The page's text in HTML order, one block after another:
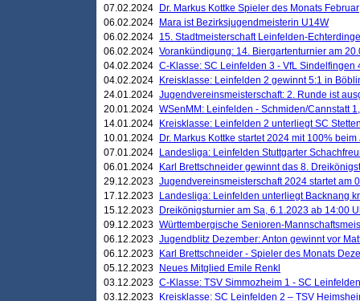
07.02.2024
Dr. Markus Kottke Spieler des Monats Februar
06.02.2024
Mara ist Bezirksjugendmeisterin U14W
06.02.2024 15. Stadtmeisterschaft Leinfelden-
06.02.2024 Vorankündigung: 14. Biergartenturnier am
04.02.2024 C-Klasse: SC Leinfelden 3 - VfL Sindelfingen
04.02.2024
Kreisklasse: Leinfelden 2 gewinnt 5:1 in
24.01.2024 Jugendvereinsmeisterschaft: 2. Runde ist
20.01.2024 WSenMM: Leinfelden - Schmiden/Cannstatt
14.01.2024
Kreisklasse: Leinfelden 2 unterliegt SC
10.01.2024
Dr. Markus Kottke startet 2024 mit 100%
07.01.2024
Landesliga: Leinfelden Stuttgarter
06.01.2024
Karl Brettschneider gewinnt das 8.
29.12.2023 Jugendvereinsmeisterschaft 2024 startet am
17.12.2023
Landesliga: Leinfelden unterliegt Backnang
15.12.2023
Dreikönigsturnier am Sa, 6.1.2023 ab 14:00
09.12.2023 Württembergische Senioren-
06.12.2023 Jugendblitz Dezember: Anton gewinnt vor
06.12.2023
Karl Brettschneider - Spieler des Monats
05.12.2023
Neues Mitglied Emile Renkl
03.12.2023 C-Klasse: TSV Simmozheim 1 - SC
03.12.2023
Kreisklasse: SC Leinfelden 2 – TSV